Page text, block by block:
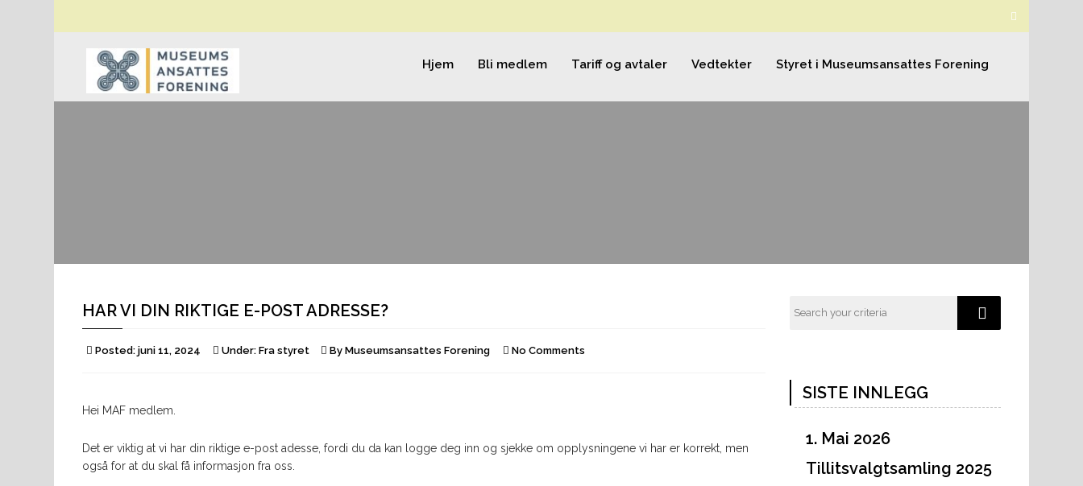
Hjem Bli medlem Tariff og avtaler Vedtekter Styret i Museumsansattes Forening
HAR VI DIN RIKTIGE E-POST ADRESSE?
Posted: juni 11, 2024 Under: Fra styret By Museumsansattes Forening No Comments
Hei MAF medlem.
Det er viktig at vi har din riktige e-post adesse, fordi du da kan logge deg inn og sjekke om opplysningene vi har er korrekt, men
også for at du skal få informasjon fra oss.
SISTE INNLEGG
1. Mai 2026
Tillitsvalgtsamling 2025